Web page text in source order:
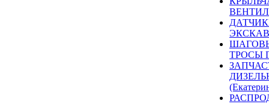
ТРОСЫ